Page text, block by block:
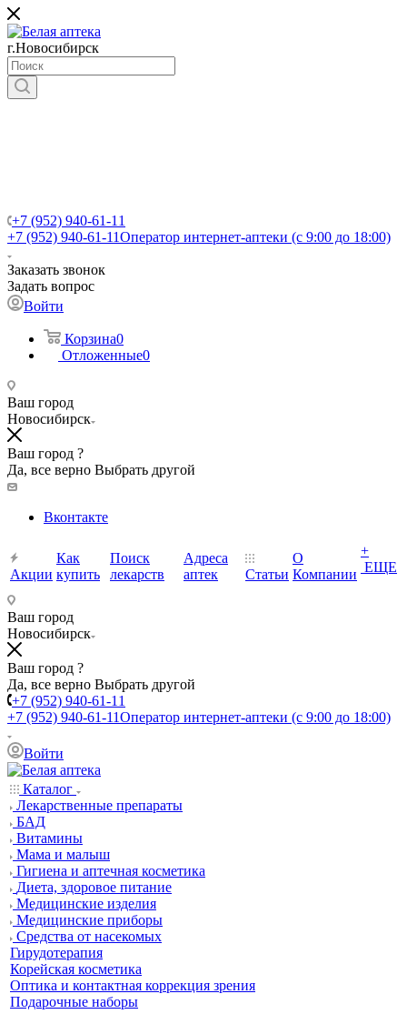
г.Новосибирск
+7 (952) 940-61-11
+7 (952) 940-61-11Оператор интернет-аптеки (с 9:00 до 18:00)
Заказать звонок
Задать вопрос
Войти
Корзина0
Отложенные0
Ваш город
Новосибирск
Ваш город ?
Да, все верно Выбрать другой
Вконтакте
Акции
Как
купить
Поиск
лекарств
Адреса
аптек
Статьи
О
Компании
+
ЕЩЕ
Ваш город
Новосибирск
Ваш город ?
Да, все верно Выбрать другой
+7 (952) 940-61-11
+7 (952) 940-61-11Оператор интернет-аптеки (с 9:00 до 18:00)
Войти
Каталог
Лекарственные препараты
БАД
Витамины
Мама и малыш
Гигиена и аптечная косметика
Диета, здоровое питание
Медицинские изделия
Медицинские приборы
Средства от насекомых
Гирудотерапия
Корейская косметика
Оптика и контактная коррекция зрения
Подарочные наборы